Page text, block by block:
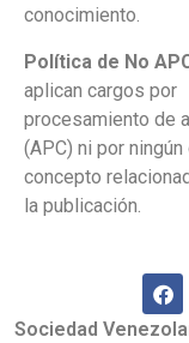
conocimiento.
Política de No
aplican cargos por
procesamiento de
(APC) ni por ningún
concepto
la publicación.
Sociedad